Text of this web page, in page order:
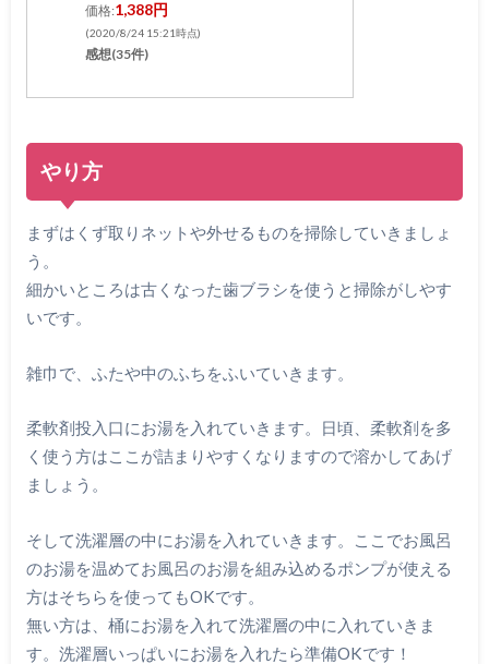
価格:1,388円
(2020/8/24 15:21時点)
感想(35件)
やり方
まずはくず取りネットや外せるものを掃除していきましょ
う。
細かいところは古くなった歯ブラシを使うと掃除がしやす
いです。
雑巾で、ふたや中のふちをふいていきます。
柔軟剤投入口にお湯を入れていきます。日頃、柔軟剤を多
く使う方はここが詰まりやすくなりますので溶かしてあげ
ましょう。
そして洗濯層の中にお湯を入れていきます。ここでお風呂
のお湯を温めてお風呂のお湯を組み込めるポンプが使える
方はそちらを使ってもOKです。
無い方は、桶にお湯を入れて洗濯層の中に入れていきま
す。洗濯層いっぱいにお湯を入れたら準備OKです！